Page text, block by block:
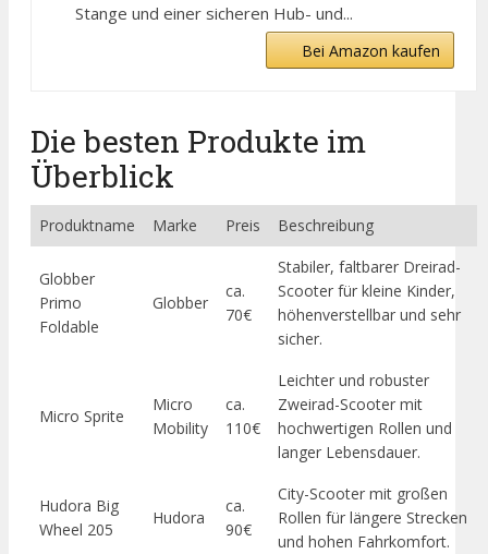
Stange und einer sicheren Hub- und...
Bei Amazon kaufen
Die besten Produkte im
Überblick
Produktname Marke Preis Beschreibung
Globber
Primo
Foldable
Globber
ca.
70€
Stabiler, faltbarer Dreirad-
Scooter für kleine Kinder,
höhenverstellbar und sehr
sicher.
Micro Sprite
Micro
Mobility
ca.
110€
Leichter und robuster
Zweirad-Scooter mit
hochwertigen Rollen und
langer Lebensdauer.
Hudora Big
Wheel 205
Hudora
ca.
90€
City-Scooter mit großen
Rollen für längere Strecken
und hohen Fahrkomfort.